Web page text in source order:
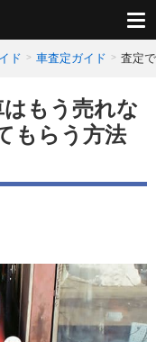
ド 車査定ガイド 査定
もう売れな
もらう方法